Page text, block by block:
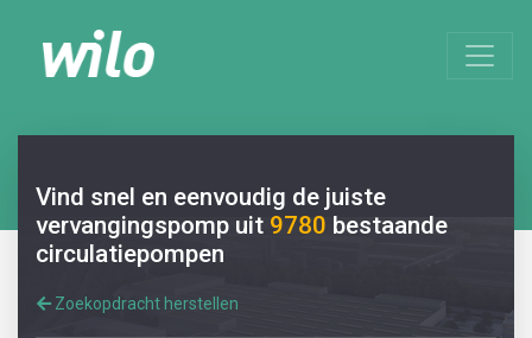
Vind snel en eenvoudig de juiste
vervangingspomp uit 9780 bestaande
circulatiepompen
Zoekopdracht herstellen